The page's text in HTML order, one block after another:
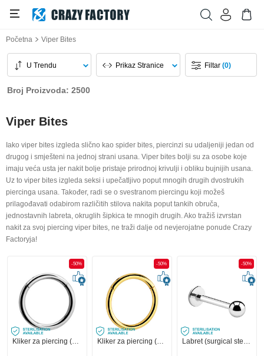
Početna Viper Bites
U Trendu Prikaz Stranice Filtar(0)
Broj Proizvoda: 2500
Viper Bites
Iako viper bites izgleda slično kao spider bites, piercinzi su udaljeniji jedan od
drugog i smješteni na jednoj strani usana. Viper bites bolji su za osobe koje
imaju veća usta jer nakit bolje pristaje prirodnoj krivulji i obliku bujnijih usana.
Uz to viper bites izgleda seksi i upečatljivo poput mnogih drugih dvostrukih
piercinga usana. Također, radi se o svestranom piercingu koji možeš
prilagođavati odabirom različitih stilova nakita poput tankih obruča,
jednostavnih labreta, okruglih šipkica te mnogih drugih. Ako tražiš izvrstan
nakit za svoj piercing viper bites, ne traži dalje od nevjerojatne ponude Crazy
Factoryja!
-50%
Kliker za piercing (kirurški čelik, srebrna, sjajna završna obrada)
-50%
Kliker za piercing (kirurški čelik, zlatna, sjajna završna obrada)
-50%
Labret (surgical steel, silver, shiny finish)